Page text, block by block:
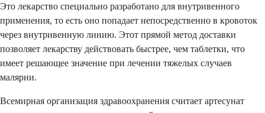
Это лекарство специально разработано для внутривенного
применения, то есть оно попадает непосредственно в кровоток
через внутривенную линию. Этот прямой метод доставки
позволяет лекарству действовать быстрее, чем таблетки, что
имеет решающее значение при лечении тяжелых случаев
малярии.
Всемирная организация здравоохранения считает артесунат